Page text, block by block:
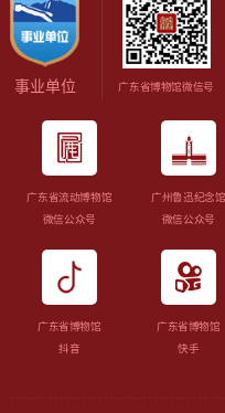
事业单位 广东省博物馆微信号
广东省流动博物馆
微信公众号
广州鲁迅纪念馆
微信公众号
广东省博物馆
抖音
广东省博物馆
快手